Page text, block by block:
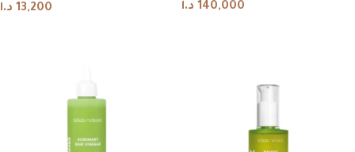
13,200 د.ا
140,000 د.ا